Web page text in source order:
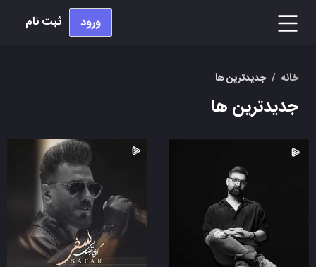
ورود ثبت نام
خانه / جدیدترین ها
جدیدترین ها